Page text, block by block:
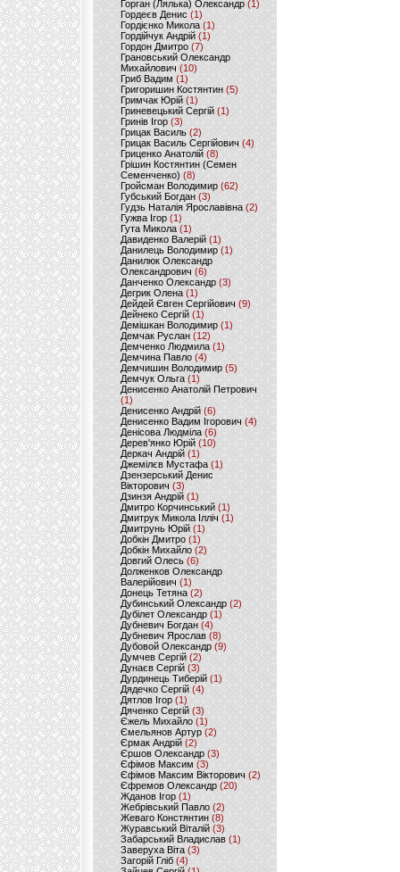
Горган (Лялька) Олександр(1)
Гордеєв Денис (1)
Гордієнко Микола (1)
Гордійчук Андрій (1)
Гордон Дмитро (7)
Грановський Олександр
Михайлович (10)
Гриб Вадим (1)
Григоришин Костянтин (5)
Гримчак Юрій(1)
Гриневецький Сергій(1)
Гринів Ігор (3)
Грицак Василь (2)
Грицак Василь Сергійович (4)
Гриценко Анатолій (8)
Грішин Костянтин (Семен
Семенченко)(8)
Гройсман Володимир(62)
Губський Богдан (3)
Гудзь Наталія Ярославівна(2)
Гужва Ігор (1)
Гута Микола (1)
Давиденко Валерій (1)
Данилець Володимир(1)
Данилюк Олександр
Олександрович (6)
Данченко Олександр (3)
Дегрик Олена(1)
Дейдей Євген Сергійович(9)
Дейнеко Сергій (1)
Демішкан Володимир(1)
Демчак Руслан (12)
Демченко Людмила (1)
Демчина Павло (4)
Демчишин Володимир (5)
Демчук Ольга(1)
Денисенко Анатолій Петрович
(1)
Денисенко Андрій (6)
Денисенко Вадим Ігорович (4)
Денісова Людміла(6)
Дерев'янко Юрій(10)
Деркач Андрій(1)
Джемілєв Мустафа (1)
Дзензерський Денис
Вікторович (3)
Дзинзя Андрій (1)
Дмитро Корчинський (1)
Дмитрук Микола Ілліч (1)
Дмитрунь Юрій (1)
Добкін Дмитро(1)
Добкін Михайло (2)
Довгий Олесь (6)
Долженков Олександр
Валерійович (1)
Донець Тетяна (2)
Дубинський Олександр(2)
Дубілет Олександр (1)
Дубневич Богдан (4)
Дубневич Ярослав (8)
Дубовой Олександр(9)
Думчев Сергій (2)
Дунаєв Сергій(3)
Дурдинець Тиберій (1)
Дядечко Сергій (4)
Дятлов Ігор (1)
Дяченко Сергій (3)
Єжель Михайло (1)
Ємельянов Артур (2)
Єрмак Андрій (2)
Єршов Олександр (3)
Єфімов Максим (3)
Єфімов Максим Вікторович (2)
Єфремов Олександр (20)
Жданов Ігор (1)
Жебрівський Павло (2)
Жеваго Констянтин (8)
Журавський Віталій (3)
Забарський Владислав (1)
Заверуха Віта (3)
Загорій Гліб (4)